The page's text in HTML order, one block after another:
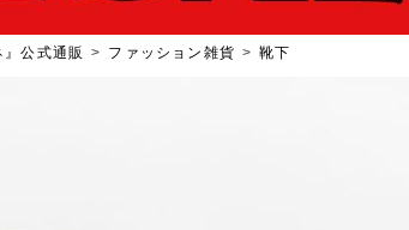
』公式通販 > ファッション雑貨 > 靴下